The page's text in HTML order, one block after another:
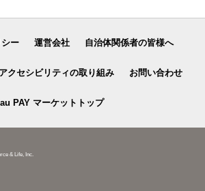
ー 運営会社 自治体関係者の皆様へ
クセシビリティの取り組み お問い合わせ
au PAY マーケットトップ
& Life, Inc.